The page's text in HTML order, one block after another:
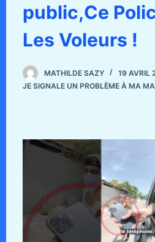
public,Ce
Les Voleurs !
MATHILDE SAZY
19 AVRIL
JE SIGNALE UN PROBLÈME À MA